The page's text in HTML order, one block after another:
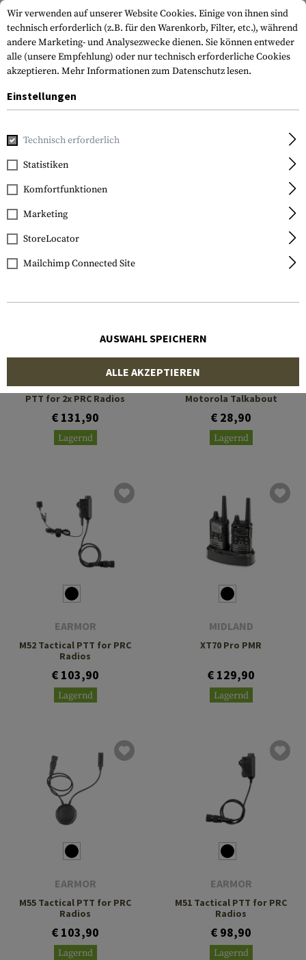
Home Ausrüstung
FILTER
M56 Dual Comm Tactical
PTT for 2x PRC Radios
€ 131,90
Lagernd
M55 Tactical PTT
Motorola Talkabout
€ 28,90
Lagernd
EARMOR
M52 Tactical PTT for PRC
Radios
€ 103,90
Lagernd
MIDLAND
XT70 Pro PMR
€ 129,90
Lagernd
EARMOR
M55 Tactical PTT for PRC
Radios
€ 103,90
Lagernd
EARMOR
M51 Tactical PTT for PRC
Radios
€ 98,90
Lagernd
Wir verwenden auf unserer Website Cookies. Einige von ihnen sind
technisch erforderlich (z.B. für den Warenkorb, Filter, etc.), während
andere Marketing- und Analysezwecke dienen. Sie können entweder
alle (unsere Empfehlung) oder nur technisch erforderliche Cookies
akzeptieren. Mehr Informationen zum Datenschutz lesen.
Einstellungen
Technisch erforderlich
Statistiken
Komfortfunktionen
Marketing
StoreLocator
Mailchimp Connected Site
AUSWAHL SPEICHERN
ALLE AKZEPTIEREN